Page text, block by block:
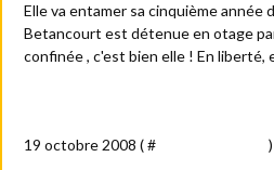
Elle va entamer sa cinquième
Betancourt est détenue en otage
confinée , c'est bien elle ! En liberté,
19 octobre 2008 ( # )